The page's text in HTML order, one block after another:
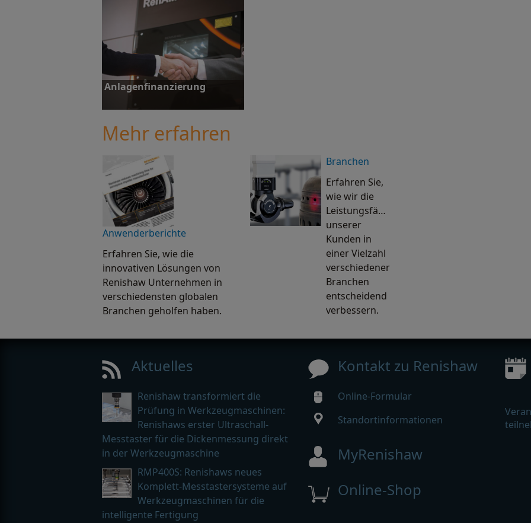
Anlagenfinanzierung
Anlagenfinanzierung
Mehr erfahren
Anwenderberichte
Erfahren Sie, wie die
innovativen Lösungen von
Renishaw Unternehmen in
verschiedensten globalen
Branchen geholfen haben.
Branchen
Erfahren Sie,
wie wir die
Leistungsfähigkeit
unserer
Kunden in
einer Vielzahl
verschiedener
Branchen
entscheidend
verbessern.
Aktuelles
Renishaw transformiert die
Prüfung in Werkzeugmaschinen:
Renishaws erster Ultraschall-
Messtaster für die Dickenmessung direkt
in der Werkzeugmaschine
RMP400S: Renishaws neues
Komplett-Messtastersysteme auf
Werkzeugmaschinen für die
intelligente Fertigung
Kontakt zu Renishaw
Online-Formular
Standortinformationen
MyRenishaw
Online-Shop